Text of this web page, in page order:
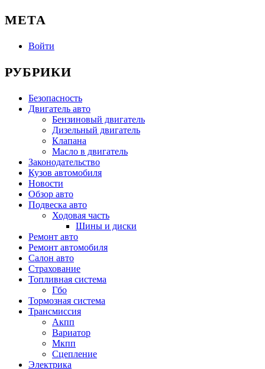
МЕТА
Войти
РУБРИКИ
Безопасность
Двигатель авто
Бензиновый двигатель
Дизельный двигатель
Клапана
Масло в двигатель
Законодательство
Кузов автомобиля
Новости
Обзор авто
Подвеска авто
Ходовая часть
Шины и диски
Ремонт авто
Ремонт автомобиля
Салон авто
Страхование
Топливная система
Гбо
Тормозная система
Трансмиссия
Акпп
Вариатор
Мкпп
Сцепление
Электрика